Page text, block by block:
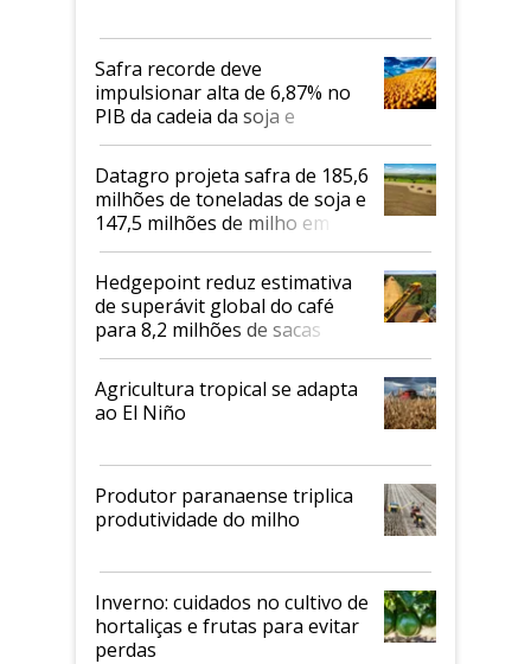
Safra recorde deve
impulsionar alta de 6,87% no
PIB da cadeia da soja e
biodiesel em 2026
Datagro projeta safra de 185,6
milhões de toneladas de soja e
147,5 milhões de milho em
2026/27
Hedgepoint reduz estimativa
de superávit global do café
para 8,2 milhões de sacas
Agricultura tropical se adapta
ao El Niño
Produtor paranaense triplica
produtividade do milho
Inverno: cuidados no cultivo de
hortaliças e frutas para evitar
perdas